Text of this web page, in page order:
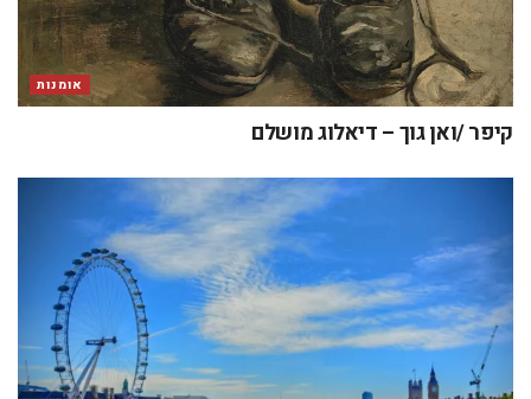
אומנות
קיפר /ואן גוך – דיאלוג מושלם